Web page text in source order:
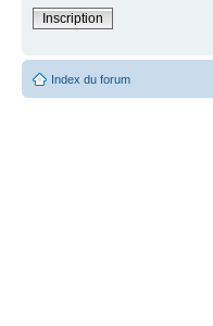
Inscription
Index du forum